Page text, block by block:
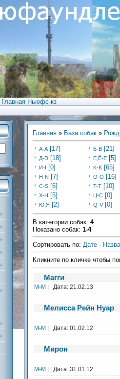
Главная Ньюфс-кз
Главная » База собак »
А-А [17] Б-В [21]
Д-D [18] Е,Ё-Е [5]
И-I [0] K-K [65]
Н-N [7] O-O [16]
C-S [6] T-T [10]
Х-H [5] Ц-C [0]
Ю,Я [2] Q-V [0]
В категории собак: 4
Показано собак: 1-4
Сортировать по: Дате ·
Кликните по кличке чтобы
Магги
M-M | | Дата: 21.02.13
Мелисса Рейн Нуар
M-M | | Дата: 01.02.12
Мирон
M-M | | Дата: 31.01.12